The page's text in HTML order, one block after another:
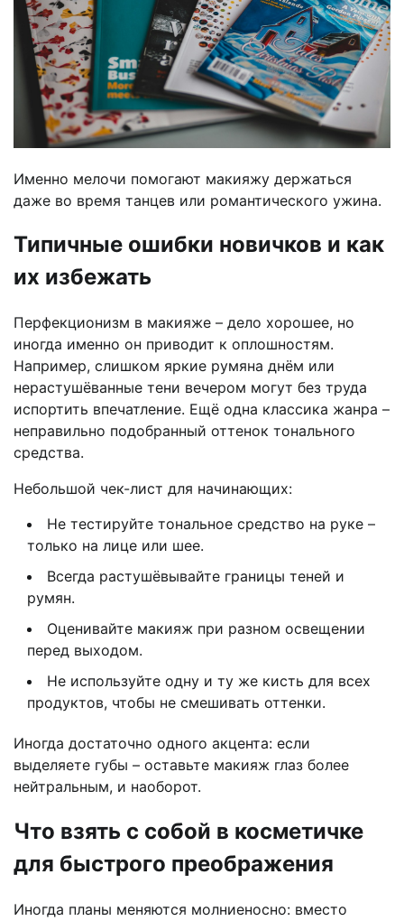
Именно мелочи помогают макияжу держаться
даже во время танцев или романтического ужина.
Типичные ошибки новичков и как
их избежать
Перфекционизм в макияже – дело хорошее, но
иногда именно он приводит к оплошностям.
Например, слишком яркие румяна днём или
нерастушёванные тени вечером могут без труда
испортить впечатление. Ещё одна классика жанра –
неправильно подобранный оттенок тонального
средства.
Небольшой чек-лист для начинающих:
Не тестируйте тональное средство на руке –
только на лице или шее.
Всегда растушёвывайте границы теней и
румян.
Оценивайте макияж при разном освещении
перед выходом.
Не используйте одну и ту же кисть для всех
продуктов, чтобы не смешивать оттенки.
Иногда достаточно одного акцента: если
выделяете губы – оставьте макияж глаз более
нейтральным, и наоборот.
Что взять с собой в косметичке
для быстрого преображения
Иногда планы меняются молниеносно: вместо